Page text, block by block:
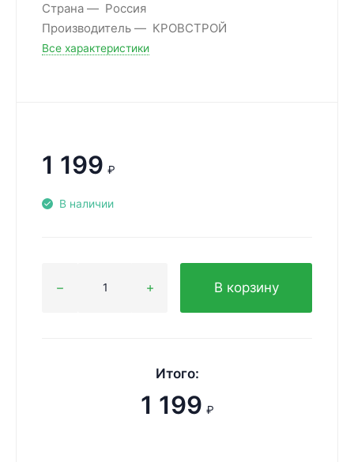
Страна
Россия
Производитель
КРОВСТРОЙ
Все характеристики
1 199 ₽
В наличии
В корзину
Итого:
1 199 ₽